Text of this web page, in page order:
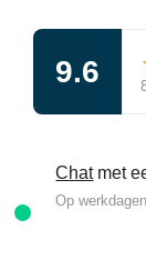
9.6
Chatmet
Op